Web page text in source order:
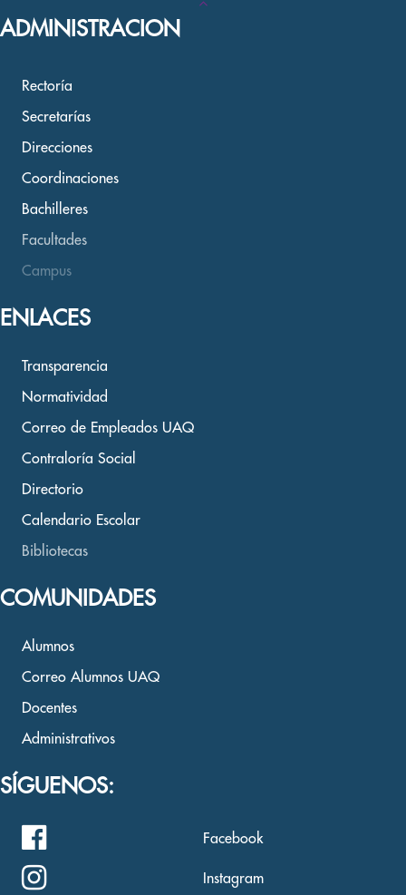
ADMINISTRACION
Rectoría
Secretarías
Direcciones
Coordinaciones
Bachilleres
Facultades
Campus
ENLACES
Transparencia
Normatividad
Correo de Empleados UAQ
Contraloría Social
Directorio
Calendario Escolar
Bibliotecas
COMUNIDADES
Alumnos
Correo Alumnos UAQ
Docentes
Administrativos
SÍGUENOS:
Facebook
Instagram